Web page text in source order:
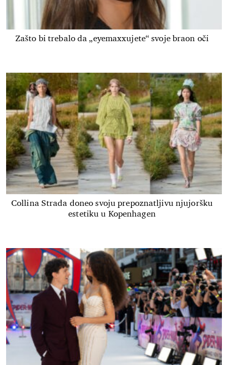
Zašto bi trebalo da „eyemaxxujete“ svoje braon oči
Collina Strada doneo svoju prepoznatljivu njujoršku
estetiku u Kopenhagen